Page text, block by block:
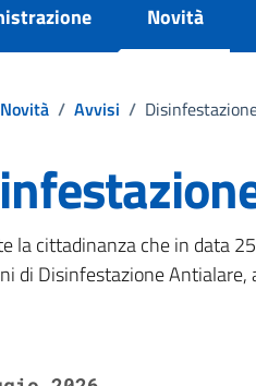
Novità
Novità / Avvisi /
della
la cittadinanza che in data
di Disinfestazione Antialare,